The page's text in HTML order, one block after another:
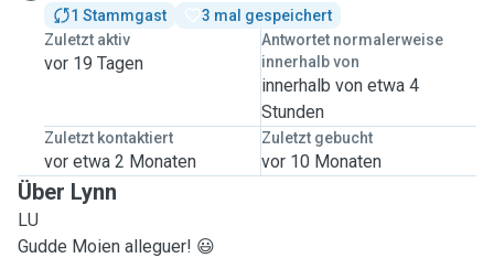
1 Stammgast
3 mal gespeichert
Zuletzt aktiv
vor 19 Tagen
Antwortet normalerweise
innerhalb von
innerhalb von etwa 4
Stunden
Zuletzt kontaktiert
vor etwa 2 Monaten
Zuletzt gebucht
vor 10 Monaten
Über Lynn
LU
Gudde Moien alleguer! 😃